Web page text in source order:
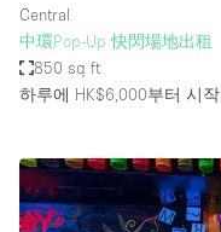
Central
中環Pop-Up 快閃場地出租
850 sq ft
하루에 HK$6,000부터 시작